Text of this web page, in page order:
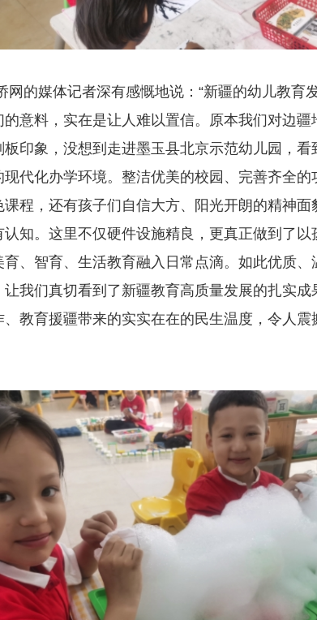
网的媒体记者深有感慨地说：“新疆的幼儿教育
的意料，实在是让人难以置信。原本我们对边疆
板印象，没想到走进墨玉县北京示范幼儿园，看
现代化办学环境。整洁优美的校园、完善齐全的
课程，还有孩子们自信大方、阳光开朗的精神面
认知。这里不仅硬件设施精良，更真正做到了以
育、智育、生活教育融入日常点滴。如此优质、
让我们真切看到了新疆教育高质量发展的扎实成
、教育援疆带来的实实在在的民生温度，令人震